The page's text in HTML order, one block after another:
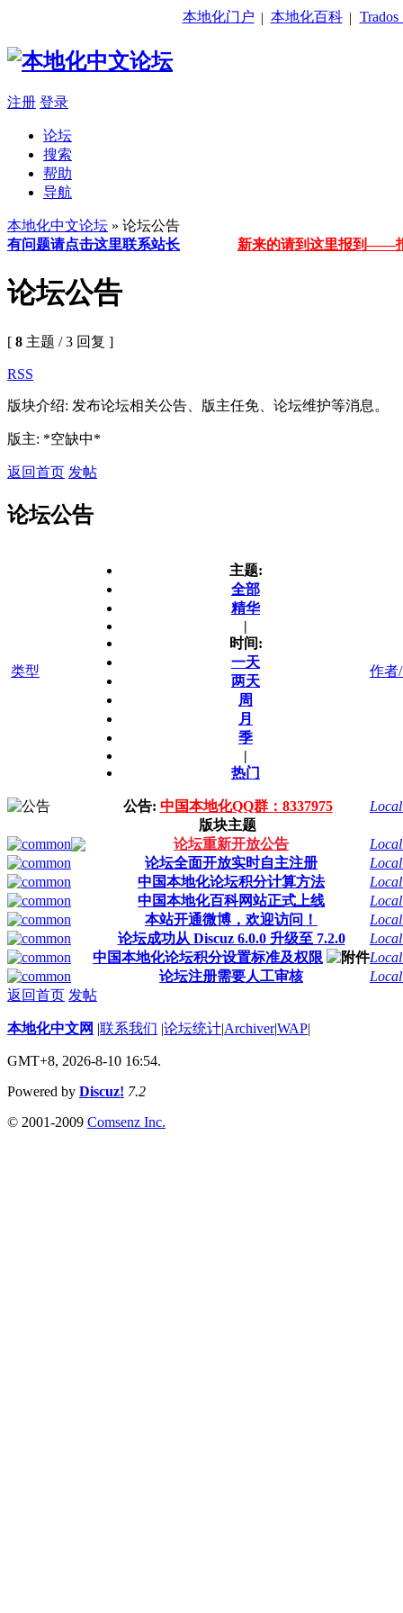
本地化门户 | 本地化百科 |
注册 登录
论坛
搜索
帮助
导航
本地化中文论坛 » 论坛公告
有问题请点击这里联系站长
新来的请到这里报到——
论坛公告
[ 8 主题 / 3 回复 ]
RSS
版块介绍: 发布论坛相关公告、版主任免、论坛维护等消息。
版主: *空缺中*
返回首页 发帖
论坛公告
类型
主题:
全部
精华
|
时间:
一天
两天
周
月
季
|
热门
作者
公告: 中国本地化QQ群：8337975
版块主题
论坛重新开放公告
论坛全面开放实时自主注册
中国本地化论坛积分计算方法
中国本地化百科网站正式上线
本站开通微博，欢迎访问！
论坛成功从 Discuz 6.0.0 升级至 7.2.0
中国本地化论坛积分设置标准及权限
论坛注册需要人工审核
返回首页 发帖
本地化中文网 |联系我们 |论坛统计|Archiver|WAP|
GMT+8, 2026-8-10 16:54.
Powered by Discuz! 7.2
© 2001-2009 Comsenz Inc.